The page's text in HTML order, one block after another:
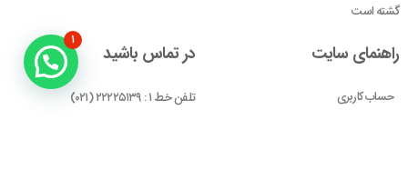
گشته است
راهنمای سایت
حساب کاربری
در تماس باشید
تلفن خط ۱ : ۲۲۲۲۵۱۳۹ (۰۲۱)
۱